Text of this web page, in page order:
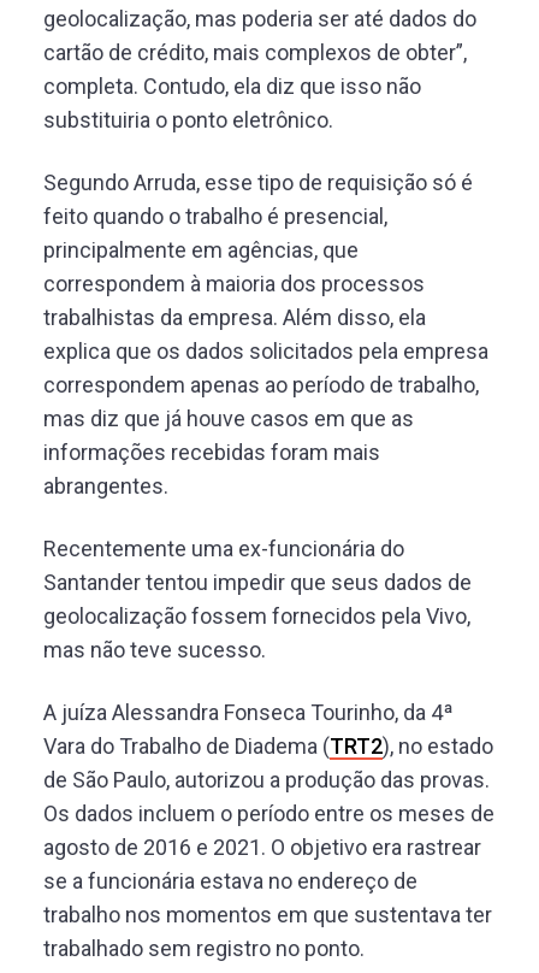
geolocalização, mas poderia ser até dados do
cartão de crédito, mais complexos de obter”,
completa. Contudo, ela diz que isso não
substituiria o ponto eletrônico.
Segundo Arruda, esse tipo de requisição só é
feito quando o trabalho é presencial,
principalmente em agências, que
correspondem à maioria dos processos
trabalhistas da empresa. Além disso, ela
explica que os dados solicitados pela empresa
correspondem apenas ao período de trabalho,
mas diz que já houve casos em que as
informações recebidas foram mais
abrangentes.
Recentemente uma ex-funcionária do
Santander tentou impedir que seus dados de
geolocalização fossem fornecidos pela Vivo,
mas não teve sucesso.
A juíza Alessandra Fonseca Tourinho, da 4ª
Vara do Trabalho de Diadema (TRT2), no estado
de São Paulo, autorizou a produção das provas.
Os dados incluem o período entre os meses de
agosto de 2016 e 2021. O objetivo era rastrear
se a funcionária estava no endereço de
trabalho nos momentos em que sustentava ter
trabalhado sem registro no ponto.